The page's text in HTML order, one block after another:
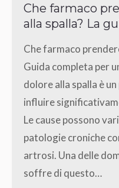
Che farmaco
alla spalla? La
Che farmaco
Guida completa per
dolore alla spalla è
influire
Le cause possono
patologie croniche
artrosi. Una delle
soffre di questo…